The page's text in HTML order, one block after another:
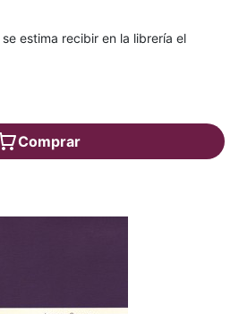
estima recibir en la librería el
Comprar